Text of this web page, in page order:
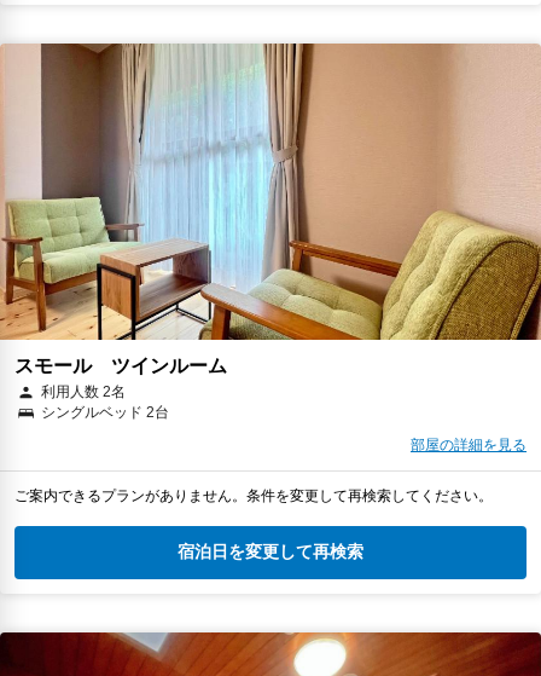
スモール ツインルーム
利用人数 2名
シングルベッド 2台
部屋の詳細を見る
ご案内できるプランがありません。条件を変更して再検索してください。
宿泊日を変更して再検索